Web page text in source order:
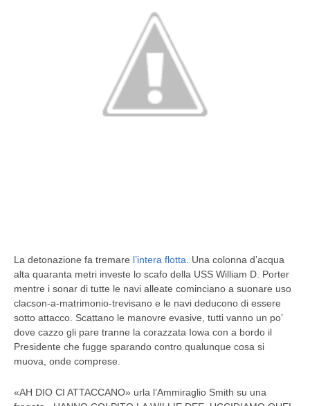
La detonazione fa tremare l’intera flotta . Una colonna d’acqua
alta quaranta metri investe lo scafo della USS William D. Porter
mentre i sonar di tutte le navi alleate cominciano a suonare uso
clacson-a-matrimonio-trevisano e le navi deducono di essere
sotto attacco. Scattano le manovre evasive, tutti vanno un po’
dove cazzo gli pare tranne la corazzata Iowa con a bordo il
Presidente che fugge sparando contro qualunque cosa si
muova, onde comprese.
«AH DIO CI ATTACCANO» urla l’Ammiraglio Smith su una